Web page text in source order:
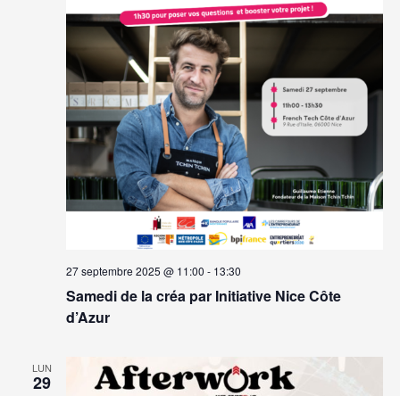
Samedi de la créa par Initiative Nice Côte
d’Azur
27 septembre 2025 @ 11:00 - 13:30
LUN
29